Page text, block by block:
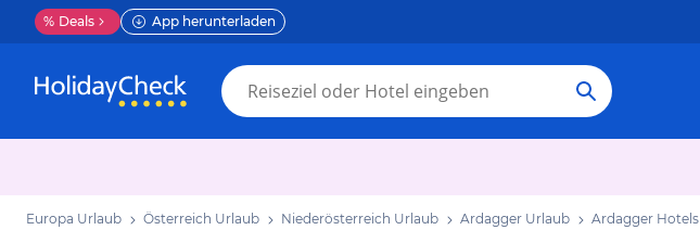
% Deals App herunterladen
Europa Urlaub Österreich Urlaub Niederösterreich Urlaub Ardagger Urlaub Ardagger Hotels